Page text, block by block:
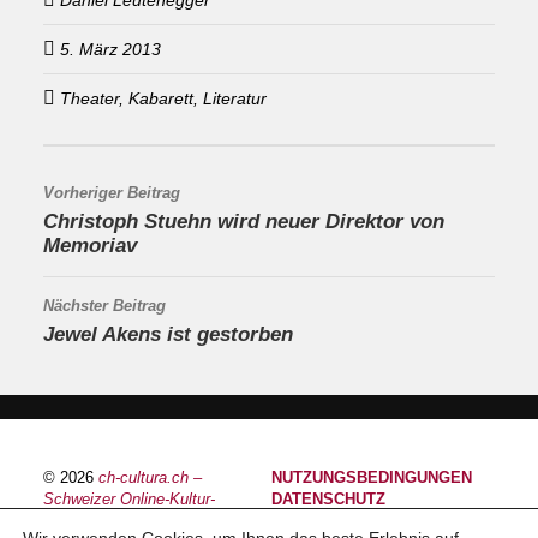
5. März 2013
Theater, Kabarett, Literatur
Vorheriger Beitrag
Christoph Stuehn wird neuer Direktor von
Memoriav
Nächster Beitrag
Jewel Akens ist gestorben
© 2026 ch-cultura.ch –
Schweizer Online-Kultur-
NUTZUNGSBEDINGUNGEN
DATENSCHUTZ